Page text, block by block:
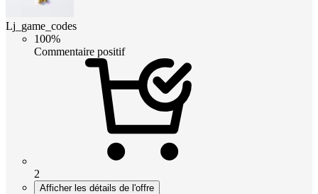
Lj_game_codes
100%
Commentaire positif
2
Afficher les détails de l'offre